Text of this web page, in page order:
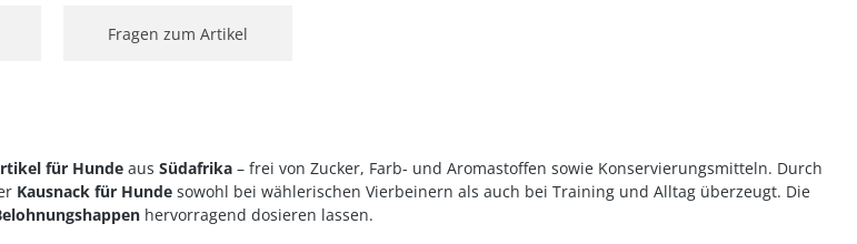
Fragen zum Artikel
für Hunde aus Südafrika – frei von Zucker, Farb- und Aromastoffen sowie Konservierungsmitteln. Durch
Kausnack für Hunde sowohl bei wählerischen Vierbeinern als auch bei Training und Alltag überzeugt. Die
hervorragend dosieren lassen.